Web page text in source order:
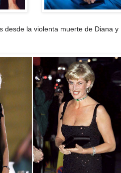
desde la violenta muerte de Diana y